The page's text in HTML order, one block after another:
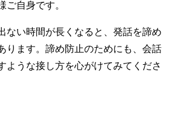
ご自身です。
ない時間が長くなると、発話を諦め
ります。諦め防止のためにも、会話
ような接し方を心がけてみてくださ